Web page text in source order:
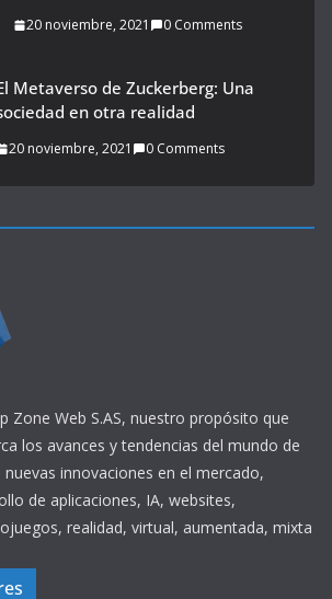
20 noviembre, 2021 0 Comments
Metaverso de Zuckerberg: Una
en otra realidad
20 noviembre, 2021 0 Comments
Zone Web S.AS, nuestro propósito que
los avances y tendencias del mundo de
innovaciones en el mercado,
de aplicaciones, IA, websites,
realidad, virtual, aumentada, mixta